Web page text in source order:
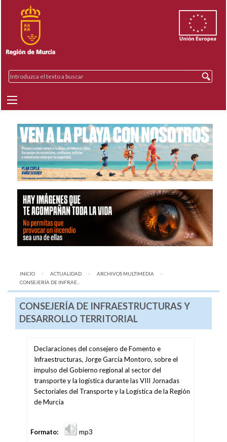
INICIO ACTUALIDAD
ARCHIVOS MULTIMEDIA
AQUÍ:
CONSEJERÍA DE INFRAE...
CONSEJERÍA DE INFRAESTRUCTURAS Y
DESARROLLO TERRITORIAL
Declaraciones del consejero de Fomento e
Infraestructuras, Jorge García Montoro, sobre el
impulso del Gobierno regional al sector del
transporte y la logística durante las VIII Jornadas
Sectoriales del Transporte y la Logística de la Región
de Murcia
Formato: mp3